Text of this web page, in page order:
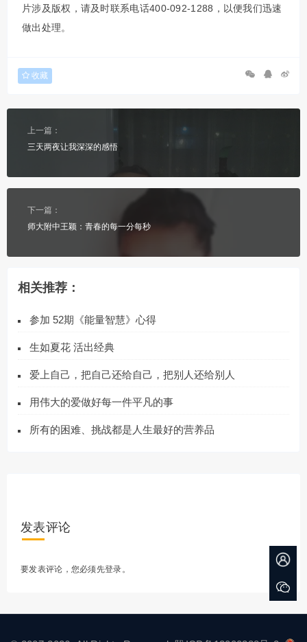
片涉及版权，请及时联系电话400-092-1288，以便我们迅速
做出处理。
收藏
上一篇：
三天两夜让我深深的感悟
下一篇：
师大附中王颖：青春的每一分每秒
相关推荐：
参加 52期《能量智慧》心得
生如夏花 活出经典
爱上自己，把自己还给自己，把别人还给别人
用伟大的爱做好每一件平凡的事
所有的困难、挑战都是人生最好的营养品
发表评论
要发表评论，您必须先登录 。